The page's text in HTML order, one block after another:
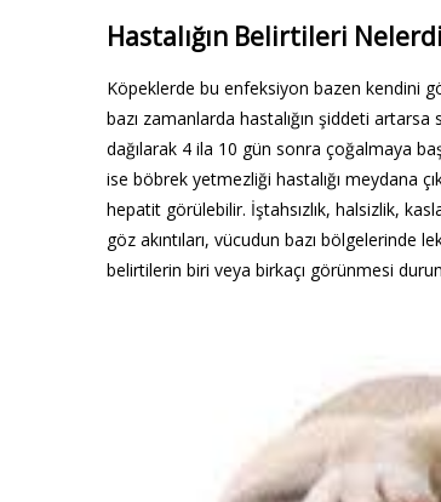
Hastalığın Belirtileri
Köpeklerde bu enfeksiyon bazen kendini
bazı zamanlarda hastalığın şiddeti
dağılarak 4 ila 10 gün sonra çoğalmaya
ise böbrek yetmezliği hastalığı meydana
hepatit görülebilir. İştahsızlık, halsizlik,
göz akıntıları, vücudun bazı
belirtilerin biri veya birkaçı görünmesi